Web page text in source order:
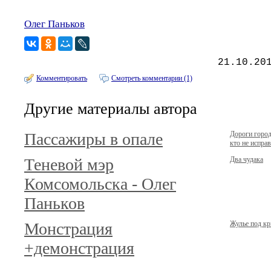
Олег Паньков
Комментировать Смотреть комментарии (1)
Другие материалы автора
Пассажиры в опале
Дороги
кто не
Теневой мэр
Комсомольска - Олег
Паньков
Два чудака
Монстрация
+демонстрация
Жулье под